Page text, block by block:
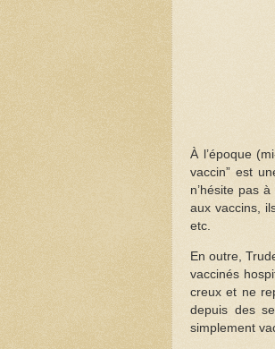
À l’époque
vaccin” est
n’hésite pas
aux vaccins,
etc.
En outre,
vaccinés
creux et ne
depuis des
simplement